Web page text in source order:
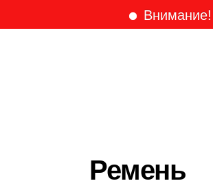
Внимание!
Ремень